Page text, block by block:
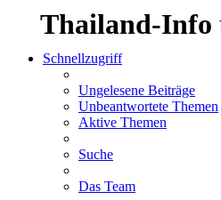
Thailand-Info
Schnellzugriff
Ungelesene Beiträge
Unbeantwortete Themen
Aktive Themen
Suche
Das Team